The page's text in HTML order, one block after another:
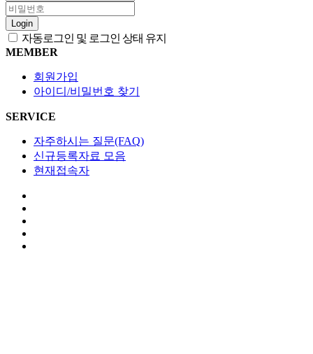
Login
자동로그인 및 로그인 상태 유지
MEMBER
회원가입
아이디/비밀번호 찾기
SERVICE
자주하시는 질문(FAQ)
신규등록자료 모음
현재접속자